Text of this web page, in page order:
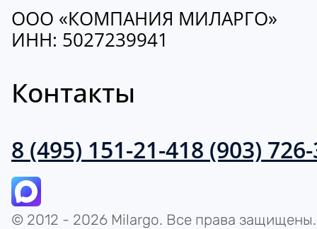
ООО «КОМПАНИЯ МИЛАРГО»
ИНН: 5027239941
Контакты
8 (495) 151-21-418 (903)
© 2012 - 2026 Milargo. Все права защищены.